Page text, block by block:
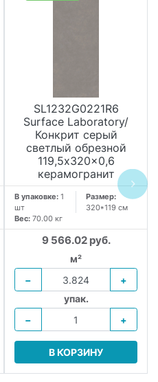
SL1232G0221R6
Surface Laboratory/
Конкрит серый
светлый обрезной
119,5x320x0,6
керамогранит
В упаковке: 1
шт
Размер:
320*119 см
Вес: 70.00 кг
9 566.02 руб.
м²
−
+
упак.
−
+
В КОРЗИНУ